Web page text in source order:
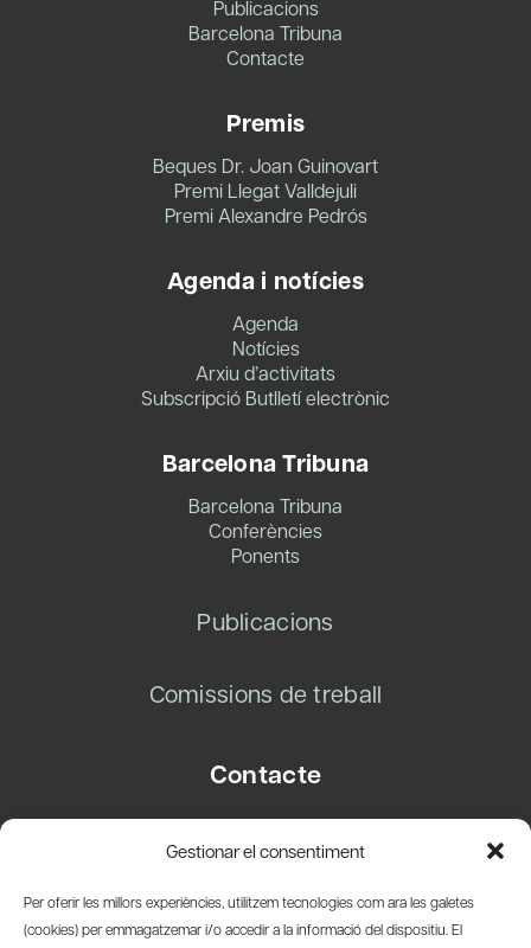
Gestionar el consentiment
Per oferir les millors experiències, utilitzem tecnologies com ara les galetes
(cookies) per emmagatzemar i/o accedir a la informació del dispositiu. El
Publicacions
Barcelona Tribuna
Contacte
Premis
Beques Dr. Joan Guinovart
Premi Llegat Valldejuli
Premi Alexandre Pedrós
Agenda i notícies
Agenda
Notícies
Arxiu d’activitats
Subscripció Butlletí electrònic
Barcelona Tribuna
Barcelona Tribuna
Conferències
Ponents
Publicacions
Comissions de treball
Contacte
08003 Barcelona
info@amicsdelpais.com